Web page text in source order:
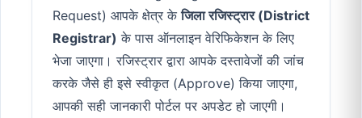
Request) आपके क्षेत्र केजिला रजिस्ट्रार (District
Registrar) के पास ऑनलाइन वेरिफिकेशन के लिए
भेजा जाएगा। रजिस्ट्रार द्वारा आपके दस्तावेजों की जांच
करके जैसे ही इसे स्वीकृत (Approve) किया जाएगा,
आपकी सही जानकारी पोर्टल पर अपडेट हो जाएगी।